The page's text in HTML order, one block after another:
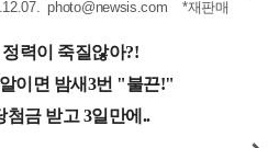
photo@newsis.com *재판매